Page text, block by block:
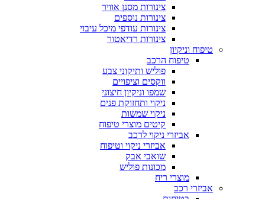
צינורות מסנן אוויר
צינורות נוספים
צינורות עודפי מיכל עיבוי
צינורות רדיאטור
טיפוח וניקיון
טיפוח הרכב
פוליש ותיקוני צבע
ווקסים וציפויים
שמפו וניקיון חיצוני
ניקוי ותחזוקת פנים
ניקוי שמשות
קיטים מוצרי טיפוח
אביזרי ניקוי לרכב
אביזרי ניקוי וטיפוח
שואבי אבק
מכונות פוליש
מוצרי ריח
אביזרי רכב